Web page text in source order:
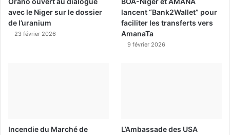
avec le Niger sur le dossier
de l’uranium
23 février 2026
lancent “Bank2Wallet” pour
faciliter les transferts vers
AmanaTa
9 février 2026
Incendie du Marché de
L’Ambassade des USA